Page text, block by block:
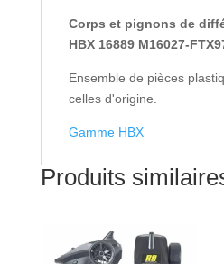
différentiel
FTX9726
Corps et pignons de
HBX 16889 M16027-
Ensemble de pièces
celles d'origine.
Gamme HBX
Produits